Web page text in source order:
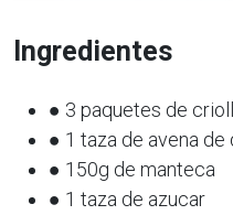
Ingredientes
● 3 paquetes de
● 1 taza de avena de
● 150g de manteca
● 1 taza de azucar